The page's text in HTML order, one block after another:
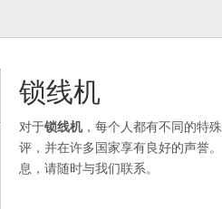
锁线机
对于锁线机，每个人都有不同的特
评，并在许多国家享有良好的声誉。
息，请随时与我们联系。